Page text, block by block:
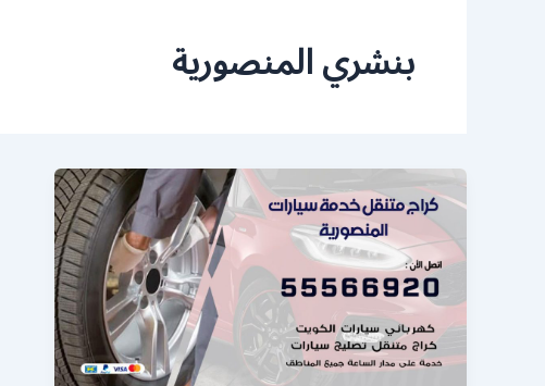
بنشري المنصورية